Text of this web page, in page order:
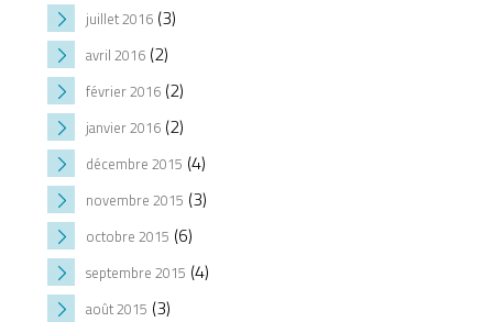
juillet 2016(3)
avril 2016(2)
février 2016(2)
janvier 2016(2)
décembre 2015 (4)
novembre 2015 (3)
octobre 2015 (6)
septembre 2015 (4)
août 2015 (3)